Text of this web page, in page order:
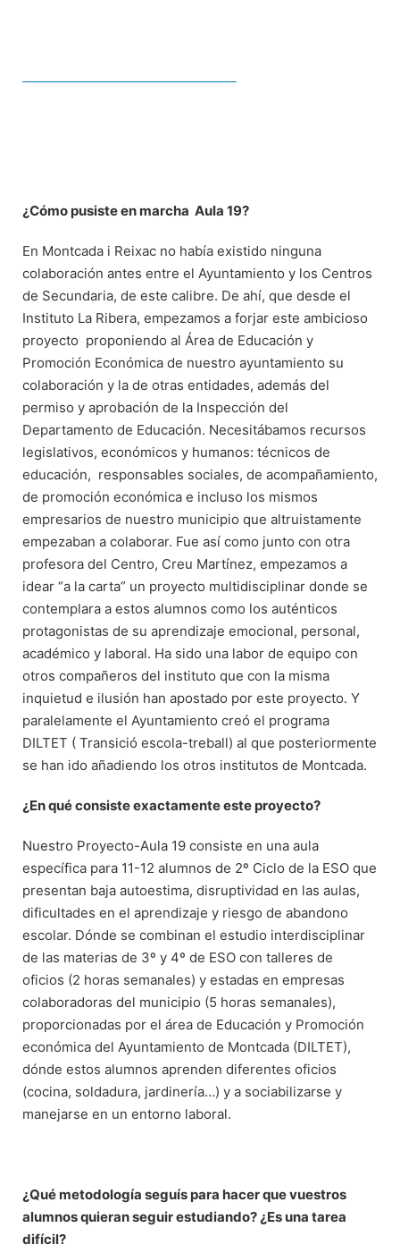
¿Cómo pusiste en marcha Aula 19?
En Montcada i Reixac no había existido ninguna
colaboración antes entre el Ayuntamiento y los Centros
de Secundaria, de este calibre. De ahí, que desde el
Instituto La Ribera, empezamos a forjar este ambicioso
proyecto proponiendo al Área de Educación y
Promoción Económica de nuestro ayuntamiento su
colaboración y la de otras entidades, además del
permiso y aprobación de la Inspección del
Departamento de Educación. Necesitábamos recursos
legislativos, económicos y humanos: técnicos de
educación, responsables sociales, de acompañamiento,
de promoción económica e incluso los mismos
empresarios de nuestro municipio que altruistamente
empezaban a colaborar. Fue así como junto con otra
profesora del Centro, Creu Martínez, empezamos a
idear “a la carta” un proyecto multidisciplinar donde se
contemplara a estos alumnos como los auténticos
protagonistas de su aprendizaje emocional, personal,
académico y laboral. Ha sido una labor de equipo con
otros compañeros del instituto que con la misma
inquietud e ilusión han apostado por este proyecto. Y
paralelamente el Ayuntamiento creó el programa
DILTET ( Transició escola-treball) al que posteriormente
se han ido añadiendo los otros institutos de Montcada.
¿En qué consiste exactamente este proyecto?
Nuestro Proyecto-Aula 19 consiste en una aula
específica para 11-12 alumnos de 2º Ciclo de la ESO que
presentan baja autoestima, disruptividad en las aulas,
dificultades en el aprendizaje y riesgo de abandono
escolar. Dónde se combinan el estudio interdisciplinar
de las materias de 3º y 4º de ESO con talleres de
oficios (2 horas semanales) y estadas en empresas
colaboradoras del municipio (5 horas semanales),
proporcionadas por el área de Educación y Promoción
económica del Ayuntamiento de Montcada (DILTET),
dónde estos alumnos aprenden diferentes oficios
(cocina, soldadura, jardinería…) y a sociabilizarse y
manejarse en un entorno laboral.
¿Qué metodología seguís para hacer que vuestros
alumnos quieran seguir estudiando? ¿Es una tarea
difícil?